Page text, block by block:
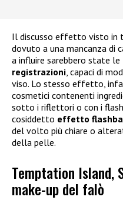
Il discusso effetto visto in
dovuto a una mancanza di
a influire sarebbero state le
registrazioni, capaci di
viso. Lo stesso effetto,
cosmetici contenenti
sotto i riflettori o con i
cosiddetto effetto
del volto più chiare o
della pelle.
Temptation Island,
make-up del falò